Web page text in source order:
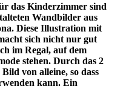
das Kinderzimmer sind
Wandbilder aus
Diese Illustration mit
sich nicht nur gut
im Regal, auf dem
stehen. Durch das 2
von alleine, so dass
kann. Ein